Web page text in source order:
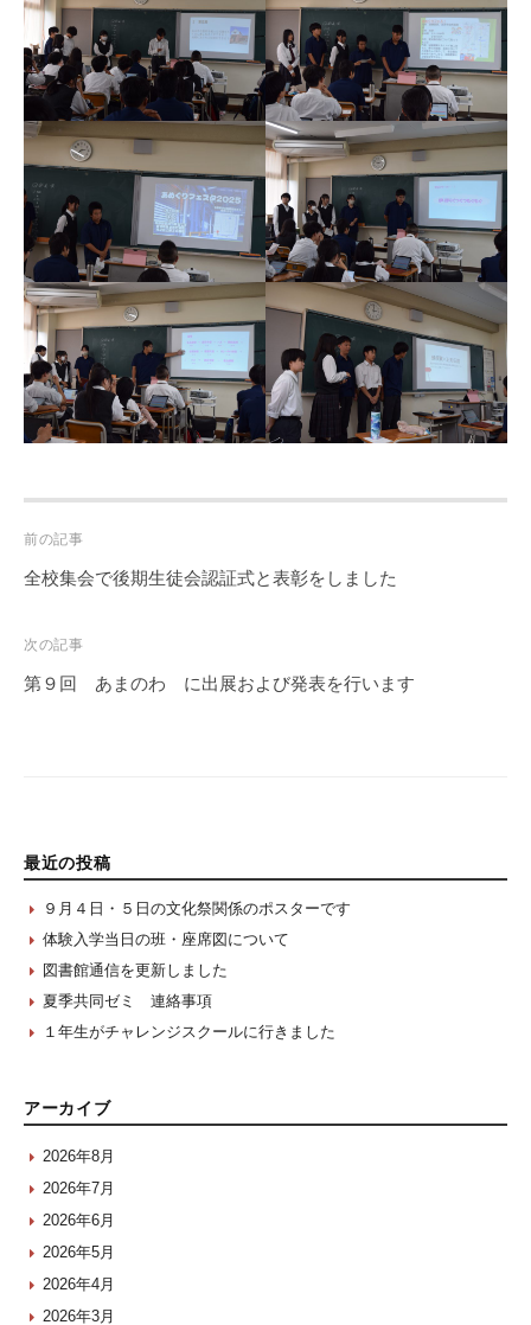
Post
navigation
前の記事
全校集会で後期生徒会認証式と表彰をしました
次の記事
第９回 あまのわ に出展および発表を行います
最近の投稿
９月４日・５日の文化祭関係のポスターです
体験入学当日の班・座席図について
図書館通信を更新しました
夏季共同ゼミ 連絡事項
１年生がチャレンジスクールに行きました
アーカイブ
2026年8月
2026年7月
2026年6月
2026年5月
2026年4月
2026年3月